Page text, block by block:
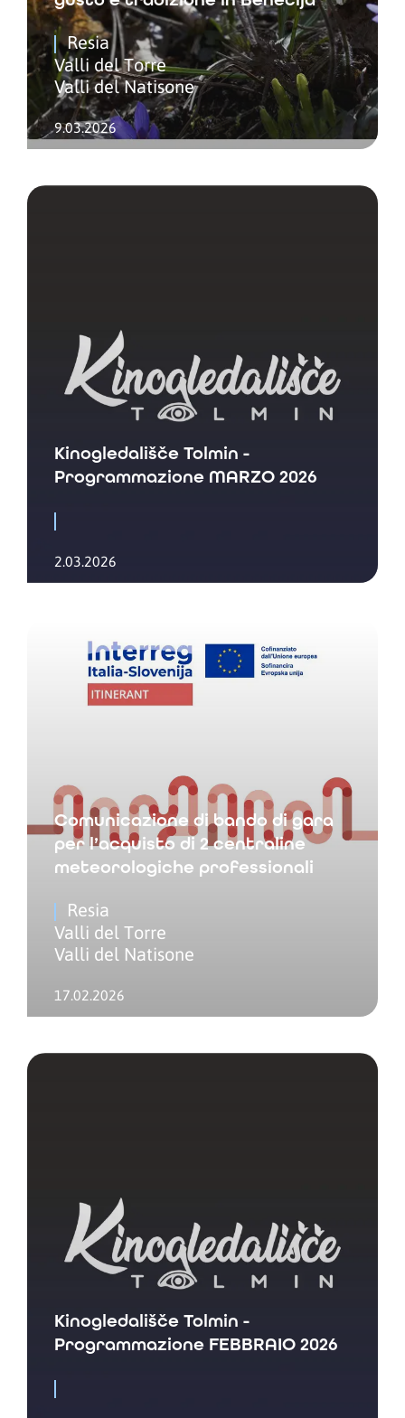
Resia
Valli del Torre
Valli del Natisone
9.03.2026
Kinogledališče Tolmin -
Programmazione MARZO 2026
2.03.2026
Comunicazione di bando di gara
per l’acquisto di 2 centraline
meteorologiche professionali
Resia
Valli del Torre
Valli del Natisone
17.02.2026
Kinogledališče Tolmin -
Programmazione FEBBRAIO 2026